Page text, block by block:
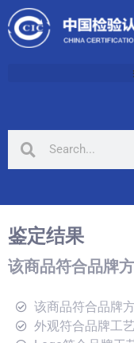
鉴定结果
该商品符合品牌
该商品符合品牌
外观符合品牌工